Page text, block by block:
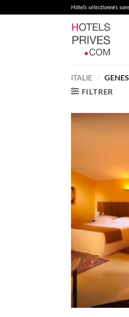
Hôtels sélectionnés
ITALIE /
GENES
FILTRER